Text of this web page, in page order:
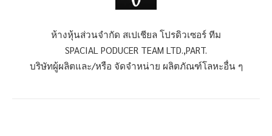
ห้างหุ้นส่วนจำกัด สเปเชียล โปรดิวเซอร์ ทีม
SPACIAL PODUCER TEAM LTD.,PART.
บริษัทผู้ผลิตและ/หรือ จัดจำหน่าย ผลิตภัณฑ์โลหะอื่น ๆ